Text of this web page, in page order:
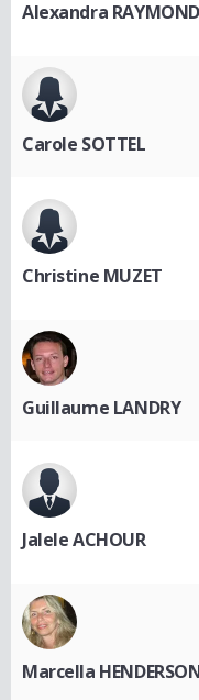
Alexandra RAYMOND
Carole SOTTEL
Christine MUZET
Guillaume LANDRY
Jalele ACHOUR
Marcella